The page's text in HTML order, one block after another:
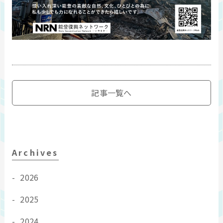
記事一覧へ
Archives
2026
2025